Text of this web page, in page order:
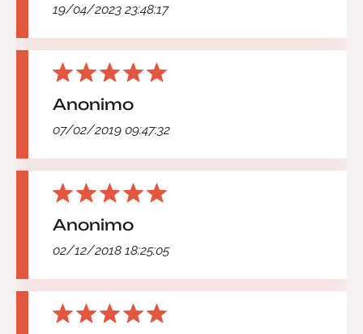
19/04/2023 23:48:17
Anonimo
07/02/2019 09:47:32
Anonimo
02/12/2018 18:25:05